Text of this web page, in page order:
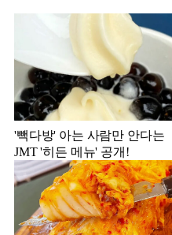
'빽다방' 아는 사람만 안다는
JMT '히든 메뉴' 공개!